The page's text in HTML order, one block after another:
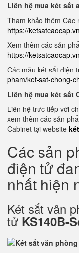
Liên hệ mua két sắt
Tham khảo thêm Các
https://
Xem thêm các sản
https://
Các mẫu két sắt điện
pham/ket-sat-chong-
Liên hệ mua két sắt
Liên hệ trực tiếp với
xem thêm các sản
Cabinet tại website
Các sản
điện tử
nhất hiện
Két sắt vân
tử KS140B-